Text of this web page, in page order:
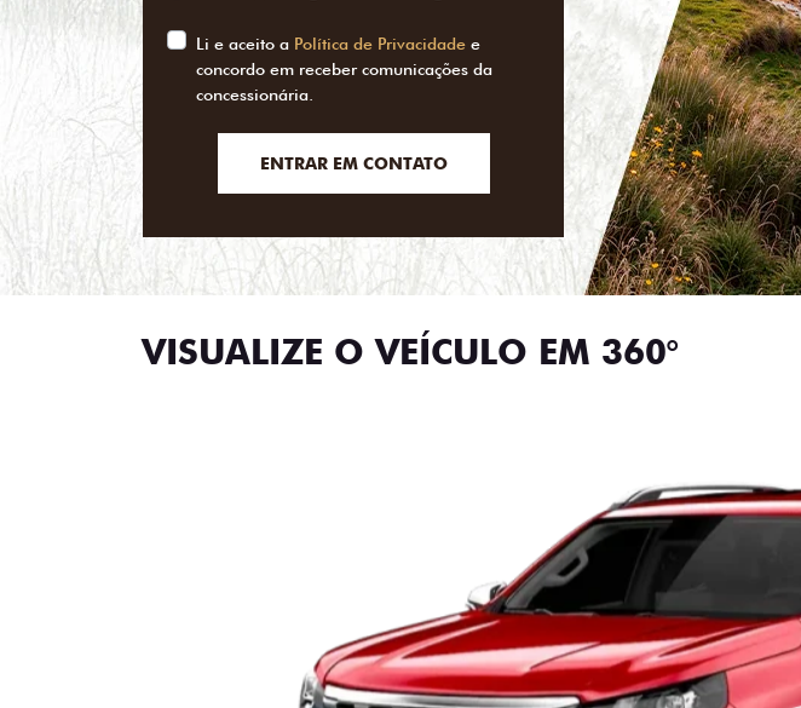
Li e aceito a Política de Privacidade e
concordo em receber comunicações da
concessionária.
ENTRAR EM CONTATO
VISUALIZE O VEÍCULO EM 360°